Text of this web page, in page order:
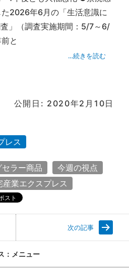
2026年6月の「生活意識に
」（調査実施期間：5/7～6/
と
…続きを読む
公開日: 2020年2月10日
レス
セラー商品
今週の視点
産業エクスプレス
次の記事
：メニュー